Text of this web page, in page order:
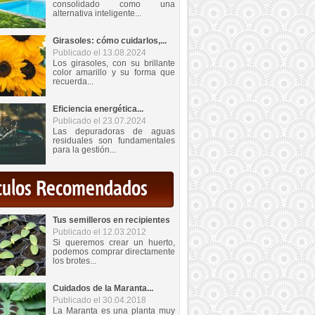
consolidado como una
alternativa inteligente...
Girasoles: cómo cuidarlos,...
Publicado el 13.08.2024
Los girasoles, con su brillante
color amarillo y su forma que
recuerda...
Eficiencia energética...
Publicado el 23.07.2024
Las depuradoras de aguas
residuales son fundamentales
para la gestión...
Recomendados
Tus semilleros en recipientes
Publicado el 12.03.2012
Si queremos crear un huerto,
podemos comprar directamente
los brotes...
Cuidados de la Maranta...
Publicado el 30.04.2018
La Maranta es una planta muy